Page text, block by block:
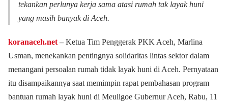
tekankan perlunya kerja sama atasi rumah tak layak huni
yang masih banyak di Aceh.
koranaceh.net ‒ Ketua Tim Penggerak PKK Aceh, Marlina
Usman, menekankan pentingnya solidaritas lintas sektor dalam
menangani persoalan rumah tidak layak huni di Aceh. Pernyataan
itu disampaikannya saat memimpin rapat pembahasan program
bantuan rumah layak huni di Meuligoe Gubernur Aceh, Rabu, 11